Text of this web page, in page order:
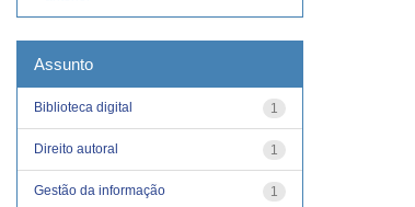
Assunto
1
Biblioteca digital
1
Direito autoral
1
Gestão da informação